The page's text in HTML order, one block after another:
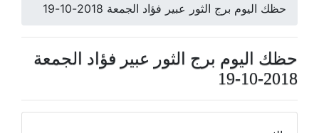
حظك اليوم برج الثور عبير فؤاد الجمعة 2018-10-19
حظك اليوم برج الثور عبير فؤاد الجمعة
2018-10-19